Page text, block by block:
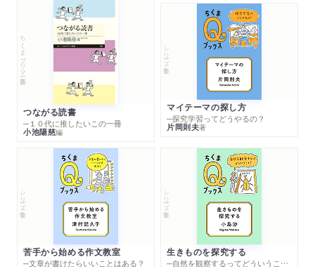
ちくまプリマー新書
つながる読書
─１０代に推したいこの一冊
小池陽慈編
シリーズ・全集
マイテーマの探し方
─探究学習ってどうやるの？
片岡則夫著
シリーズ・全集
苦手から始める作文教室
─文章が書けたらいいことはある？
シリーズ・全集
生きものを探究する
─自然を観察するってどういうこと？